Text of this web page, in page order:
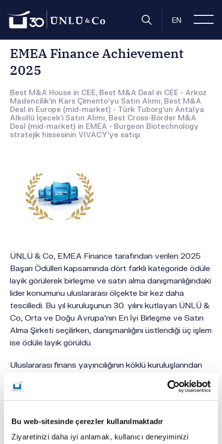
Bu web-sitesinde çerezler kullanılmaktadır
Ziyaretinizi daha iyi anlamak, kullanıcı deneyiminizi
EN
Anasayfa Hakkımızda Ödüllerimiz EMEA Finance
EMEA Finance Achievement
2025
Best M&A House in CEE, Best M&A Deal in CEE - Arkoz
Madencilik'in Kars Çimento'yu Satın Alımı, Best M&A
Deal in Europe (mid-market) - Türk Tuborg'un Antalya
Alkollü İçecek'i Satın Alımı, Best Cross-Border M&A
Deal (mid-market) in EMEA - Burgeon Biotechnology
stratejik hissesinin VIVACY'ye satışı
ÜNLÜ & Co, EMEA Finance tarafından verilen 2025
Başarı Ödülleri kapsamında dört farklı kategoride ödüle
layık görülerek birleşme ve satın alma danışmanlığındaki
lider konumunu uluslararası ölçekte bir kez daha
tescilledi. Bu yıl kuruluşunun 30. yılını kutlayan ÜNLÜ &
Co, Orta ve Doğu Avrupa’nın En İyi Birleşme ve Satın
Alma Şirketi seçilirken, danışmanlığını üstlendiği üç işlem
ise ödüle layık görüldü.
Uluslararası finans yayıncılığının köklü kuruluşlarından
ÜNLÜ & Co, birleşme ve satın alma danışmanlığındaki
derin uzmanlığı, farklı sektörlerdeki deneyimi ve
Doğu Avrupa'nın En İyi Birleşme ve Satın Alma
Şirketi" unvanını kazandı. Bu ödülle birlikte ÜNLÜ &